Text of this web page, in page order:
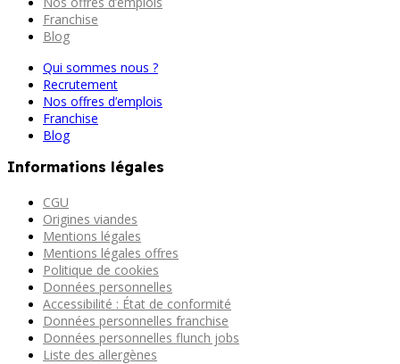
Franchise
Blog
Qui sommes nous ?
Recrutement
Nos offres d’emplois
Franchise
Blog
Informations légales
CGU
Origines viandes
Mentions légales
Mentions légales offres
Politique de cookies
Données personnelles
Accessibilité : État de conformité
Données personnelles franchise
Données personnelles flunch jobs
Liste des allergènes